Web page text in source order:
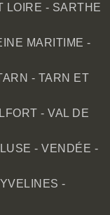
LOIRE - SARTHE
MARITIME -
- TARN ET
- VAL DE
-VENDÉE -
YVELINES -